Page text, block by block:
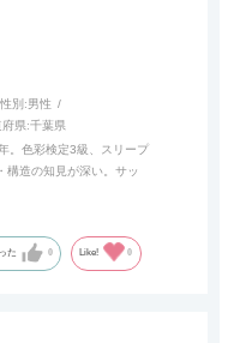
スライドテーブルや収納
イド棚板がついているの
収納家具やリビングでの
応しています。
っているので開閉時のス
スでご利用いただけるの
性別:男性
府県:千葉県
。色彩検定3級、スリープ
構造の知見が深い。サッ
た 0 Like! 0